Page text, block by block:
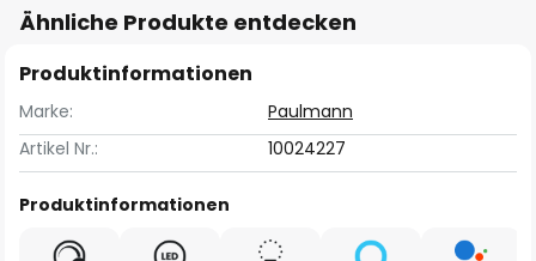
Ähnliche Produkte entdecken
Produktinformationen
Marke:
Paulmann
Artikel Nr.:
10024227
Produktinformationen